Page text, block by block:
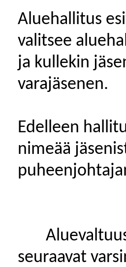
Aluehallitus
valitsee
ja kullekin
varajäsenen.
Edelleen
nimeää
seuraavat